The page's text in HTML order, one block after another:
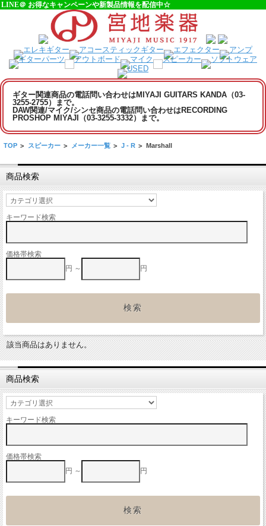
LINE＠ お得なキャンペーンや新製品情報を配信中☆
ギター関連商品の電話問い合わせはMIYAJI GUITARS KANDA（03-
3255-2755）まで。
DAW関連/マイク/シンセ商品の電話問い合わせはRECORDING
PROSHOP MIYAJI（03-3255-3332）まで。
TOP > スピーカー > メーカー一覧 > J - R > Marshall
商品検索
キーワード検索
価格帯検索
円 ～
円
該当商品はありません。
商品検索
キーワード検索
価格帯検索
円 ～
円